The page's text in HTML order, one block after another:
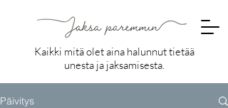
Kaikki mitä olet aina halunnut tietää
unesta ja jaksamisesta.
Päivitys